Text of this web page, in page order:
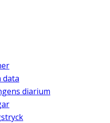
data
diarium